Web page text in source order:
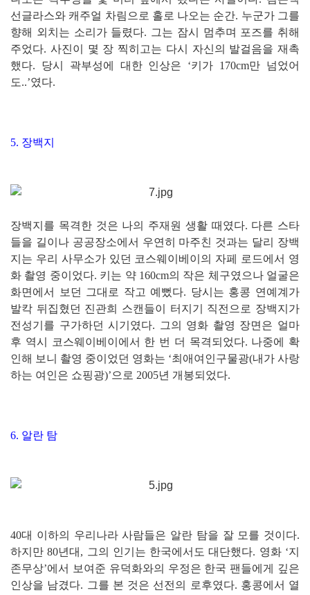
선글라스와 캐주얼 차림으로 홀로 나오는 순간. 누군가 그를
향해 외치는 소리가 들렸다. 그는 잠시 멈추며 포즈를 취해
주었다. 사진이 몇 장 찍히고는 다시 자신의 발걸음을 재촉
했다. 당시 곽부성에 대한 인상은 ‘키가 170cm만 넘었어
도..’였다.
5. 장백지
장백지를 목격한 것은 나의 주재원 생활 때였다. 다른 스타
들을 길이나 공공장소에서 우연히 마주친 것과는 달리 장백
지는 우리 사무소가 있던 코스웨이베이의 자페 로드에서 영
화 촬영 중이었다. 키는 약 160cm의 작은 체구였으나 얼굴은
화면에서 보던 그대로 작고 예뻤다. 당시는 홍콩 연예계가
발칵 뒤집혔던 진관희 스캔들이 터지기 직전으로 장백지가
전성기를 구가하던 시기였다. 그의 영화 촬영 장면은 얼마
후 역시 코스웨이베이에서 한 번 더 목격되었다. 나중에 확
인해 보니 촬영 중이었던 영화는 ‘최애여인구물광(내가 사랑
하는 여인은 쇼핑광)’으로 2005년 개봉되었다.
6. 알란 탐
40대 이하의 우리나라 사람들은 알란 탐을 잘 모를 것이다.
하지만 80년대, 그의 인기는 한국에서도 대단했다. 영화 ‘지
존무상’에서 보여준 유덕화와의 우정은 한국 팬들에게 깊은
인상을 남겼다. 그를 본 것은 선전의 로후였다. 홍콩에서 열